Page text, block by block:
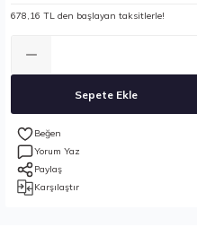
678,16 TL den başlayan taksitlerle!
Sepete Ekle
Yorum Yaz
Paylaş
Karşılaştır